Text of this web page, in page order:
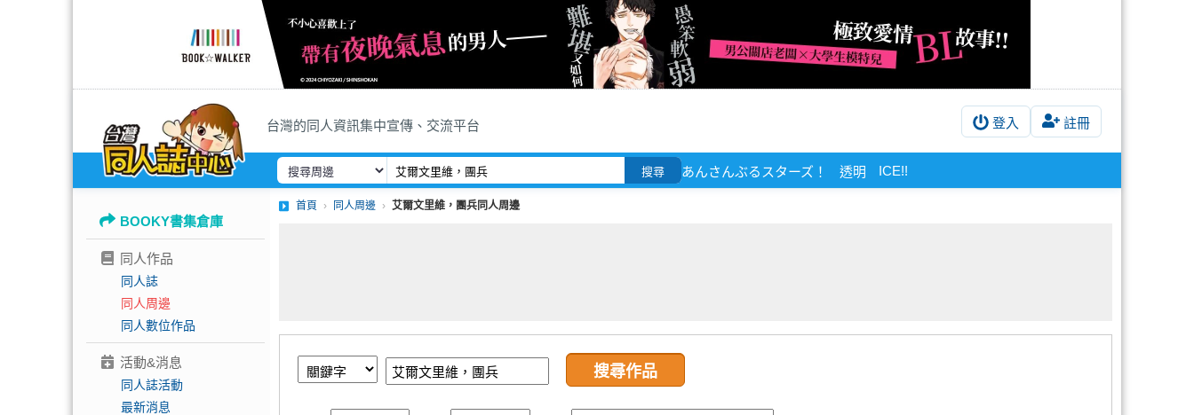
台灣的同人資訊集中宣傳、交流平台 登入 註冊
搜尋 あんさんぶるスターズ！ 透明 ICE!!
BOOKY書集倉庫
同人作品
同人誌
同人周邊
同人數位作品
活動&消息
同人誌活動
最新消息
首頁 同人周邊 艾爾文里維，團兵同人周邊